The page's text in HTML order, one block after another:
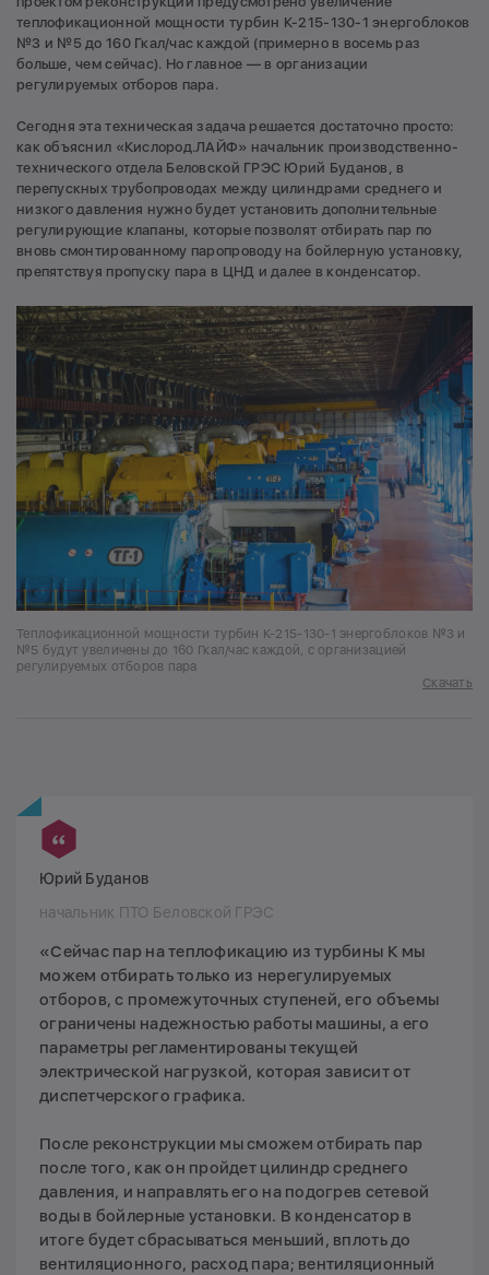
теплофикационной мощности турбин К-215-130-1 энергоблоков
№3 и №5 до 160 Гкал/час каждой (примерно в восемь раз
больше, чем сейчас). Но главное — в организации
регулируемых отборов пара.
Сегодня эта техническая задача решается достаточно просто:
как объяснил «Кислород.ЛАЙФ» начальник производственно-
технического отдела Беловской ГРЭС Юрий Буданов, в
перепускных трубопроводах между цилиндрами среднего и
низкого давления нужно будет установить дополнительные
регулирующие клапаны, которые позволят отбирать пар по
вновь смонтированному паропроводу на бойлерную установку,
препятствуя пропуску пара в ЦНД и далее в конденсатор.
Теплофикационной мощности турбин К-215-130-1 энергоблоков №3 и
№5 будут увеличены до 160 Гкал/час каждой, с организацией
регулируемых отборов пара
Скачать
Юрий Буданов
начальник ПТО Беловской ГРЭС
«Сейчас пар на теплофикацию из турбины К мы
можем отбирать только из нерегулируемых
отборов, с промежуточных ступеней, его объемы
ограничены надежностью работы машины, а его
параметры регламентированы текущей
электрической нагрузкой, которая зависит от
диспетчерского графика.
После реконструкции мы сможем отбирать пар
после того, как он пройдет цилиндр среднего
давления, и направлять его на подогрев сетевой
воды в бойлерные установки. В конденсатор в
итоге будет сбрасываться меньший, вплоть до
вентиляционного, расход пара; вентиляционный